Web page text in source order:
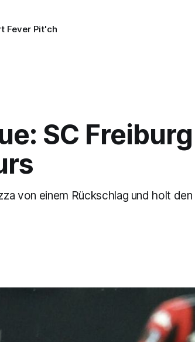
Fever Pit'ch
SC
von einem Rückschlag und holt den